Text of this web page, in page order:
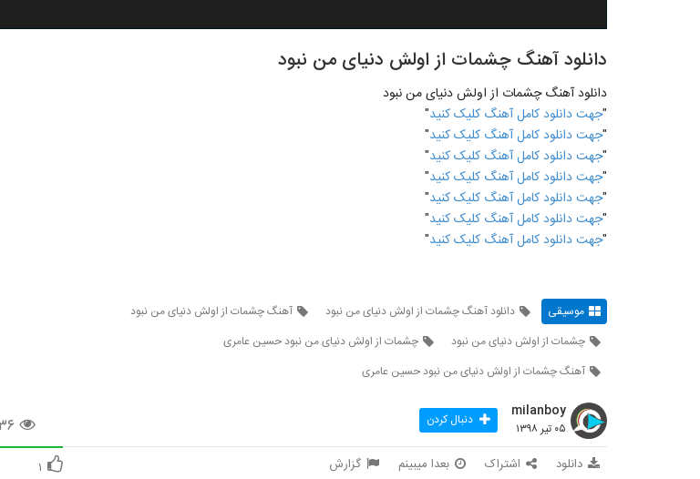
دانلود آهنگ چشمات از اولش دنیای من نبود
دانلود آهنگ چشمات از اولش دنیای من نبود
"جهت دانلود کامل آهنگ کلیک کنید"
"جهت دانلود کامل آهنگ کلیک کنید"
"جهت دانلود کامل آهنگ کلیک کنید"
"جهت دانلود کامل آهنگ کلیک کنید"
"جهت دانلود کامل آهنگ کلیک کنید"
"جهت دانلود کامل آهنگ کلیک کنید"
"جهت دانلود کامل آهنگ کلیک کنید"
موسیقی دانلود آهنگ چشمات از اولش دنیای من نبود
آهنگ چشمات از اولش دنیای من نبود
چشمات از اولش دنیای من نبود
چشمات از اولش دنیای من نبود حسین عامری
آهنگ چشمات از اولش دنیای من نبود حسین عامری
۳۳۶
milanboy
۰۵ تیر ۱۳۹۸ دنبال کردن
دانلود اشتراک بعدا میبینم گزارش ۱